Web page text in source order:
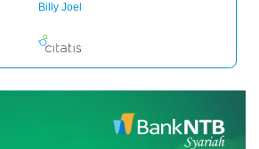
Billy Joel